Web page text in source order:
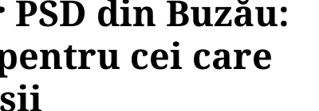
din Buzău:
cei care